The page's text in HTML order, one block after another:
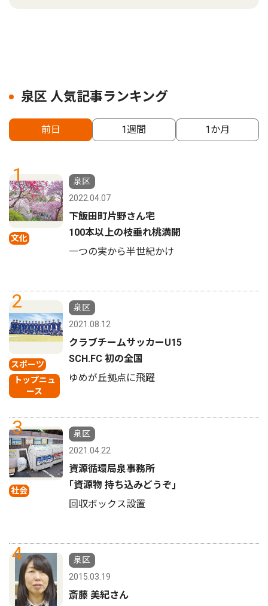
泉区 人気記事ランキング
前日 1週間 1か月
1
文化
泉区
2022.04.07
下飯田町片野さん宅
100本以上の枝垂れ桃満開
一つの実から半世紀かけ
2
スポーツ
トップニュ
ース
泉区
2021.08.12
クラブチームサッカーU15
SCH.FC 初の全国
ゆめが丘拠点に飛躍
3
社会
泉区
2021.04.22
資源循環局泉事務所
｢資源物 持ち込みどうぞ｣
回収ボックス設置
4
泉区
2015.03.19
斎藤 美紀さん